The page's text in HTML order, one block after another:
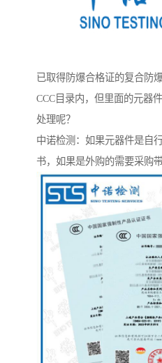
已取得防爆合格证的复合防
CCC目录内，但里面的元器
处理呢？
中诺检测：如果元器件是自
书，如果是外购的需要采购